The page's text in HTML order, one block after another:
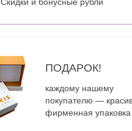
ПОДАРОК!
каждому нашему
покупателю —
фирменная упаковка